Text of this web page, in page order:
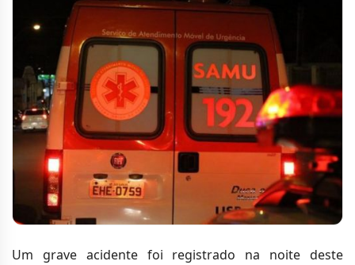
Um grave acidente foi registrado na noite deste